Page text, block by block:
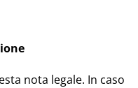
nota legale. In caso